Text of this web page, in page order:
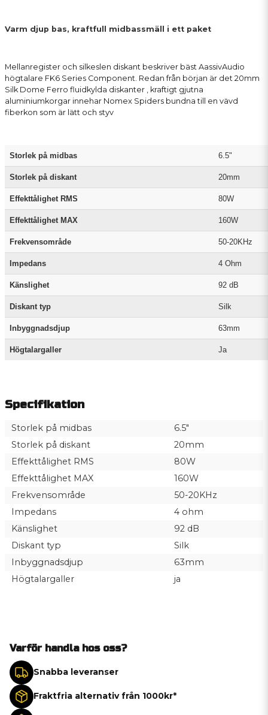
Varm djup bas, kraftfull midbassmäll i ett paket
Mellanregister och silkeslen diskant beskriver bäst AassivAudio
högtalare FK6 Series Component. Redan från början är det 20mm
Silk Dome Ferro fluidkylda diskanter , kraftigt gjutna
aluminiumkorgar innehar Nomex Spiders bundna till en vävd
fiberkon som är lätt och styv
Storlek på midbas 6.5"
Storlek på diskant 20mm
Effekttålighet RMS 80W
Effekttålighet MAX 160W
Frekvensområde 50-20KHz
Impedans 4 Ohm
Känslighet 92 dB
Diskant typ Silk
Inbyggnadsdjup 63mm
Högtalargaller Ja
Specifikation
Storlek på midbas
6.5"
Storlek på diskant
20mm
Effekttålighet RMS
80W
Effekttålighet MAX
160W
Frekvensområde
50-20KHz
Impedans
4 ohm
Känslighet
92 dB
Diskant typ
Silk
Inbyggnadsdjup
63mm
Högtalargaller
ja
Varför handla hos oss?
Snabba leveranser
Fraktfria alternativ från 1000kr*